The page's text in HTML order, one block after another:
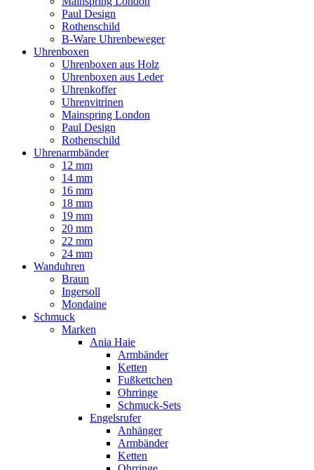
Paul Design
Rothenschild
B-Ware Uhrenbeweger
Uhrenboxen
Uhrenboxen aus Holz
Uhrenboxen aus Leder
Uhrenkoffer
Uhrenvitrinen
Mainspring London
Paul Design
Rothenschild
Uhrenarmbänder
12 mm
14 mm
16 mm
18 mm
19 mm
20 mm
22 mm
24 mm
Wanduhren
Braun
Ingersoll
Mondaine
Schmuck
Marken
Ania Haie
Armbänder
Ketten
Fußkettchen
Ohrringe
Schmuck-Sets
Engelsrufer
Anhänger
Armbänder
Ketten